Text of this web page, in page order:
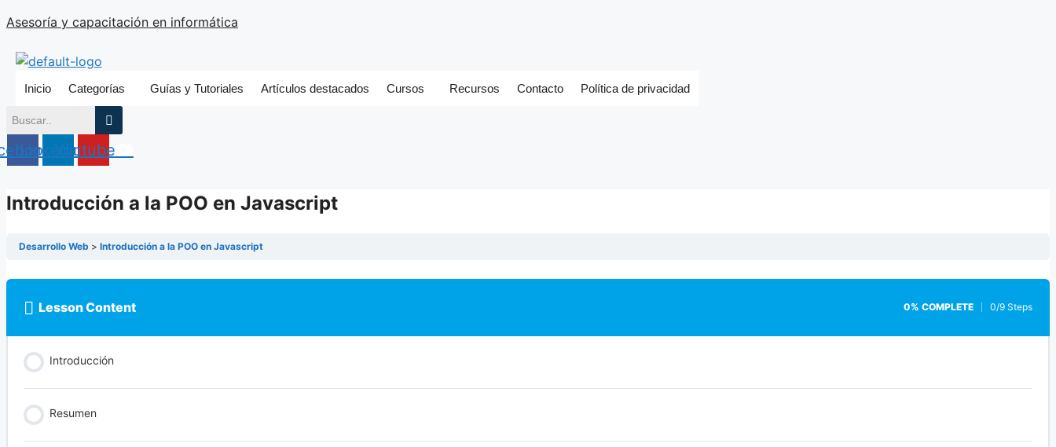
Saltar
contenido
Asesoría y capacitación en informática
Inicio Categorías Guías y Tutoriales Artículos destacados Cursos Recursos Contacto Política de privacidad
LinkedinYoutube
Introducción a la POO en Javascript
Desarrollo Web Introducción a la POO en Javascript
Lesson Content 0% COMPLETE 0/9 Steps
Introducción
Resumen